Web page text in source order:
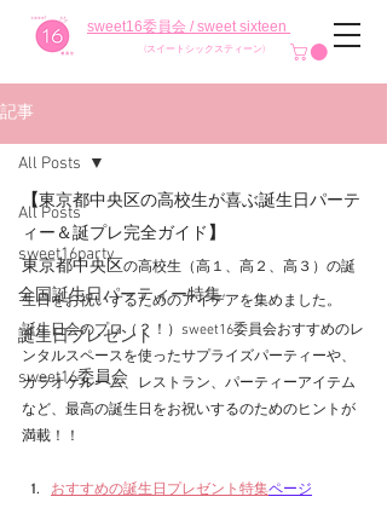
sweet16委員会 / sweet sixteen
(スイートシックスティーン)
記事
All Posts
sweet16party
全国誕生日パーティー特集
誕生日プレゼント
sweet16委員会
All Posts
【東京都中央区の高校生が喜ぶ誕生日パーテ
ィー＆誕プレ完全ガイド 】
東京都中央区の高校生（高１、高２、高３）の誕
生日をお祝いするためのアイデアを集めました。
誕生日会のプロ（？！）sweet16委員会おすすめのレ
ンタルスペースを使ったサプライズパーティーや、
カラオケルーム、レストラン、パーティーアイテム
など、最高の誕生日をお祝いするのためのヒントが
満載！！
おすすめの誕生日プレゼント特集ページ